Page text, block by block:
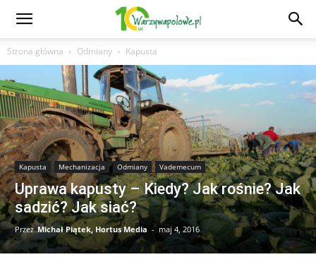
Strona główna Odmiany Kapusta
Kapusta Mechanizacja Odmiany Vademecum
Uprawa kapusty – Kiedy? Jak rośnie? Jak
sadzić? Jak siać?
Przez Michał Piątek, Hortus Media - maj 4, 2016